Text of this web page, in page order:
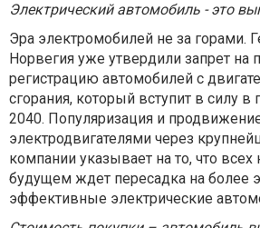
Электрический автомобиль - это
Эра электромобилей не за горами.
Норвегия уже утвердили запрет на
регистрацию автомобилей с
сгорания, который вступит в силу в
2040. Популяризация и
электродвигателями через
компании указывает на то, что
будущем ждет пересадка на более
эффективные электрические